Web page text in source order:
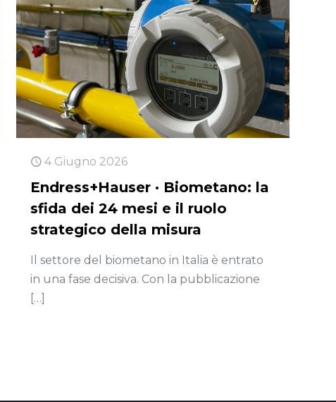
4 Giugno 2026
Endress+Hauser · Biometano: la
sfida dei 24 mesi e il ruolo
strategico della misura
Il settore del biometano in Italia è entrato
in una fase decisiva. Con la pubblicazione
[…]